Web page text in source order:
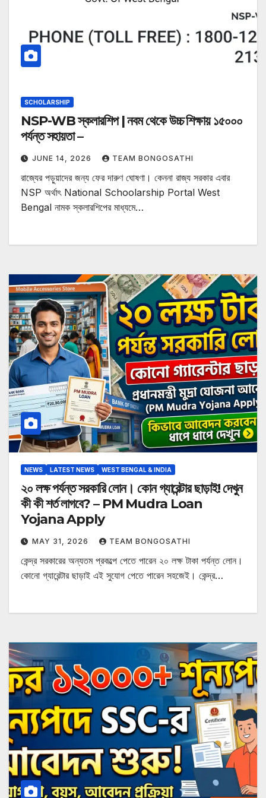
SCHOLARSHIP
NSP-WB স্কলারশিপ | নবম থেকে উচ্চ শিক্ষায় ১৫০০০
পর্যন্ত সহায়তা –
JUNE 14, 2026 TEAM BONGOSATHI
রাজ্যের পড়ুয়াদের জন্য ফের দারুণ ঘোষণা। কেননা রাজ্য সরকার এবার
NSP অর্থাৎ National Schoolarship Portal West
Bengal নামক স্কলারশিপের মাধ্যমে…
NEWS LATEST NEWS WEST BENGAL & INDIA
২০ লক্ষ পর্যন্ত সরকারি লোন। কোন গ্যারেন্টার ছাড়াই! দেখুন
কী কী শর্ত লাগবে? – PM Mudra Loan
Yojana Apply
MAY 31, 2026 TEAM BONGOSATHI
কেন্দ্র সরকারের অন্যতম প্রকল্পে পেতে পারেন ২০ লক্ষ টাকা পর্যন্ত লোন।
কোনো গ্যারেন্টার ছাড়াই এই সুযোগ পেতে পারেন সহজেই। কেন্দ্র…